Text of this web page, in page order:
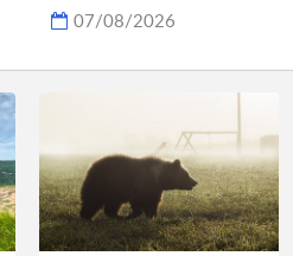
07/08/2026